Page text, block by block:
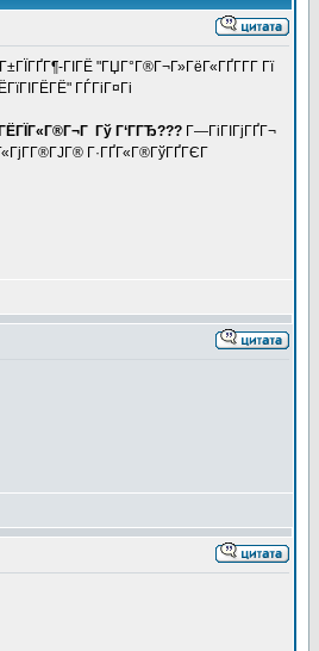
ГІГЁ "ГЏГ°Г®Г¬Г»ГёГ«ГҐГ­Г­Г Гї
ГЃГіГ¤Гі
Гў Г‘ГГЂ??? Г—ГіГІГјГҐГ¬
Г·ГҐГ«Г®ГўГҐГЄГ